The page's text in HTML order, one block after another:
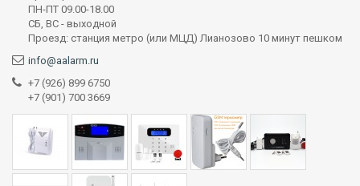
ПН-ПТ 09.00-18.00
СБ, ВС - выходной
Проезд: станция метро (или МЦД) Лианозово 10 минут пешком
info@aalarm.ru
+7 (926) 899 6750
+7 (901) 700 3669